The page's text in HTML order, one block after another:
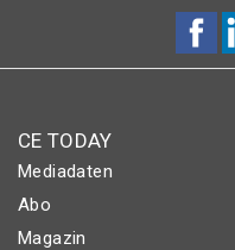
CE TODAY
Mediadaten
Abo
Magazin